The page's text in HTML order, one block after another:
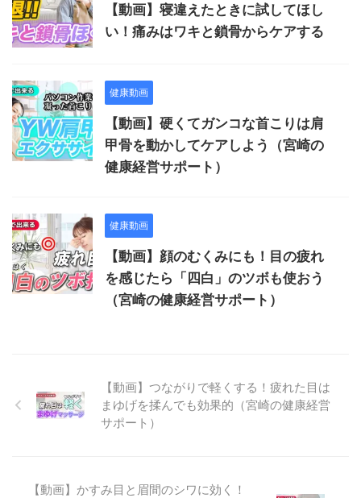
【動画】寝違えたときに試してほし
い！痛みはワキと鎖骨からケアする
健康動画
【動画】硬くてガンコな首こりは肩
甲骨を動かしてケアしよう（宮崎の
健康経営サポート）
健康動画
【動画】顔のむくみにも！目の疲れ
を感じたら「四白」のツボも使おう
（宮崎の健康経営サポート）
【動画】つながりで軽くする！疲れた目は
まゆげを揉んでも効果的（宮崎の健康経営
サポート）
【動画】かすみ目と眉間のシワに効く！